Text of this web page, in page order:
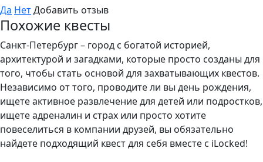
Да НетДобавить отзыв
Похожие квесты
Санкт-Петербург – город с богатой историей,
архитектурой и загадками, которые просто созданы для
того, чтобы стать основой для захватывающих квестов.
Независимо от того, проводите ли вы день рождения,
ищете активное развлечение для детей или подростков,
ищете адреналин и страх или просто хотите
повеселиться в компании друзей, вы обязательно
найдете подходящий квест для себя вместе с iLocked!